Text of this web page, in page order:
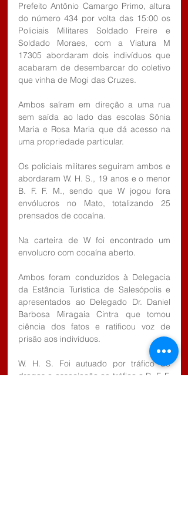
Prefeito Antônio Camargo Primo, altura
do número 434 por volta das 15:00 os
Policiais Militares Soldado Freire e
Soldado Moraes, com a Viatura M
17305 abordaram dois indivíduos que
acabaram de desembarcar do coletivo
que vinha de Mogi das Cruzes.
Ambos saíram em direção a uma rua
sem saída ao lado das escolas Sônia
Maria e Rosa Maria que dá acesso na
uma propriedade particular.
Os policiais militares seguiram ambos e
abordaram W. H. S., 19 anos e o menor
B. F. F. M., sendo que W jogou fora
envólucros no Mato, totalizando 25
prensados de cocaína.
Na carteira de W foi encontrado um
envolucro com cocaína aberto.
Ambos foram conduzidos à Delegacia
da Estância Turística de Salesópolis e
apresentados ao Delegado Dr. Daniel
Barbosa Miragaia Cintra que tomou
ciência dos fatos e ratificou voz de
prisão aos indivíduos.
W. H. S. Foi autuado por tráfico de
drogas e associação ao tráfico a B. F. F.